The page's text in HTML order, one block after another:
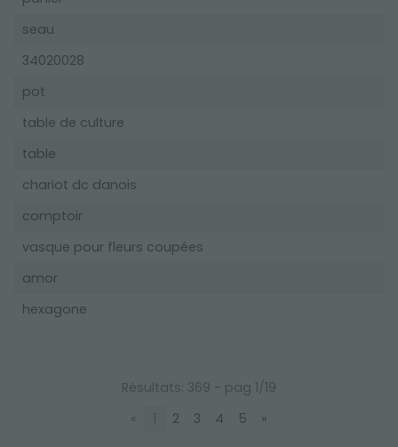
seau
34020028
pot
table de culture
table
chariot dc danois
comptoir
vasque pour fleurs coupées
amor
hexagone
Résultats: 369 - pag 1/19
«
1 2 3 4 5 »